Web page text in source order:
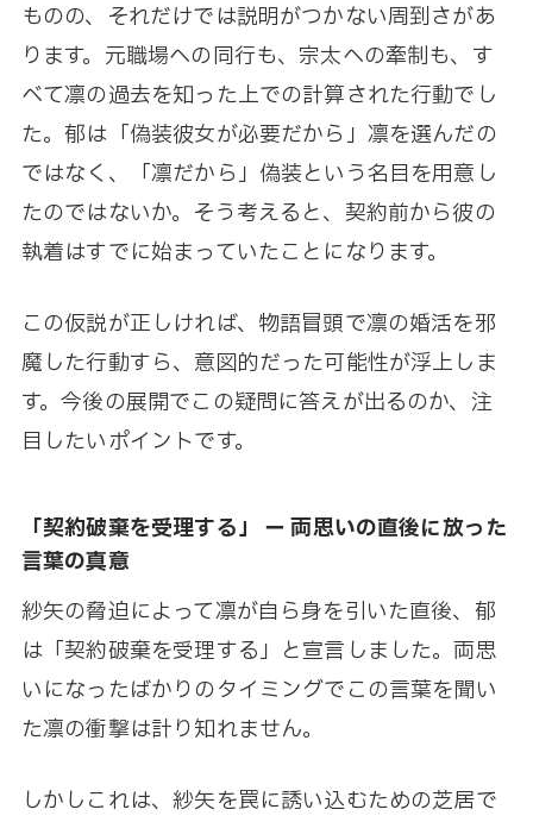
ものの、それだけでは説明がつかない周到さがあ
ります。元職場への同行も、宗太への牽制も、す
べて凛の過去を知った上での計算された行動でし
た。郁は「偽装彼女が必要だから」凛を選んだの
ではなく、「凛だから」偽装という名目を用意し
たのではないか。そう考えると、契約前から彼の
執着はすでに始まっていたことになります。
この仮説が正しければ、物語冒頭で凛の婚活を邪
魔した行動すら、意図的だった可能性が浮上しま
す。今後の展開でこの疑問に答えが出るのか、注
目したいポイントです。
「契約破棄を受理する」 ー 両思いの直後に放った
言葉の真意
紗矢の脅迫によって凛が自ら身を引いた直後、郁
は「契約破棄を受理する」と宣言しました。両思
いになったばかりのタイミングでこの言葉を聞い
た凛の衝撃は計り知れません。
しかしこれは、紗矢を罠に誘い込むための芝居で